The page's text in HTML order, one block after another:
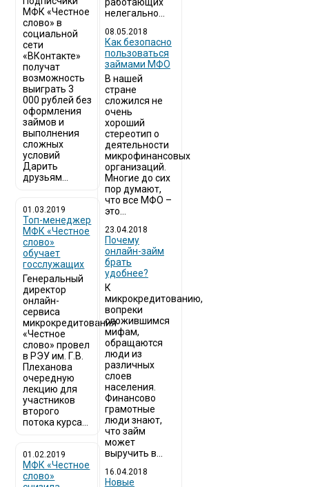
МФК «Честное
слово» в
социальной
сети
«ВКонтакте»
получат
возможность
выиграть 3
000 рублей без
оформления
займов и
выполнения
сложных
условий
Дарить
друзьям...
01.03.2019
Топ-менеджер
МФК «Честное
слово»
обучает
госслужащих
Генеральный
директор
онлайн-
сервиса
микрокредитования
«Честное
слово» провел
в РЭУ им. Г.В.
Плеханова
очередную
лекцию для
участников
второго
потока курса...
01.02.2019
МФК «Честное
слово»
нелегально...
08.05.2018
Как безопасно
пользоваться
займами МФО
В нашей
стране
сложился не
очень
хороший
стереотип о
деятельности
микрофинансовых
организаций.
Многие до сих
пор думают,
что все МФО –
это...
23.04.2018
Почему
онлайн-займ
брать
удобнее?
К
микрокредитованию,
вопреки
сложившимся
мифам,
обращаются
люди из
различных
слоев
населения.
Финансово
грамотные
люди знают,
что займ
может
выручить в...
16.04.2018
Новые